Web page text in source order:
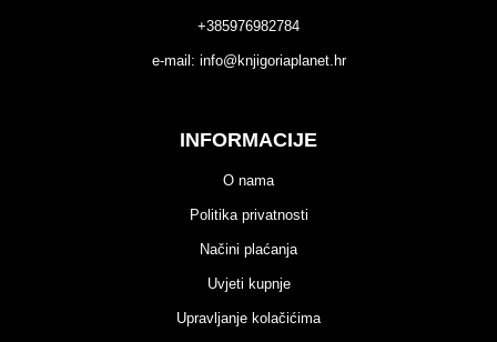
+385976982784
e-mail: info@knjigoriaplanet.hr
INFORMACIJE
O nama
Politika privatnosti
Načini plaćanja
Uvjeti kupnje
Upravljanje kolačićima